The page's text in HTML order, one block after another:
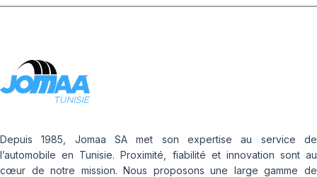
Depuis 1985, Jomaa SA met son expertise au service de
l’automobile en Tunisie. Proximité, fiabilité et innovation sont au
cœur de notre mission. Nous proposons une large gamme de